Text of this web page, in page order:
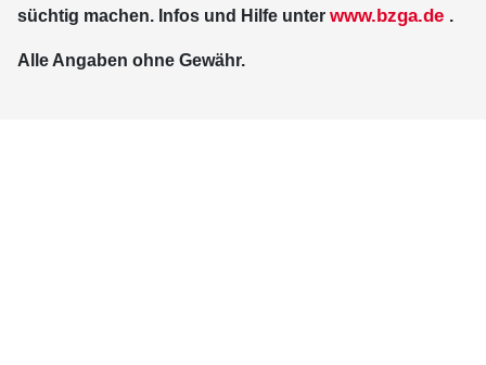
süchtig machen. Infos und Hilfe unter www.bzga.de .
Alle Angaben ohne Gewähr.